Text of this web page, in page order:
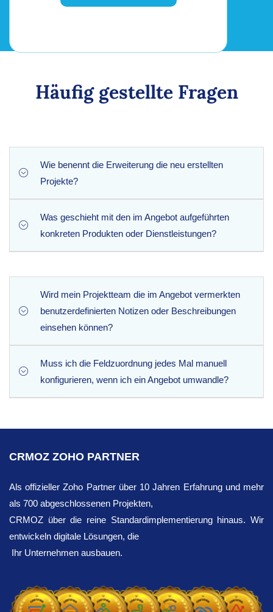
Häufig gestellte Fragen
Wie benennt die Erweiterung die neu erstellten
Projekte?
Um eine übersichtliche Struktur zu gewährleisten,
extrahiert die Erweiterung automatisch die Daten aus dem
Feld „Betreff“ Ihres CRM und übernimmt sie als offiziellen
Was geschieht mit den im Angebot aufgeführten
konkreten Produkten oder Dienstleistungen?
eigenständige Aufgabe innerhalb des neu erstellten
Wird mein Projektteam die im Angebot vermerkten
benutzerdefinierten Notizen oder Beschreibungen
einsehen können?
Ja, auf jeden Fall. Die Erweiterung überträgt den jeweiligen
Beschreibungstext jeder Einzelposition nahtlos in das
Beschreibungsfeld der entsprechenden Aufgabe, sodass
verloren gehen.
Muss ich die Feldzuordnung jedes Mal manuell
konfigurieren, wenn ich ein Angebot umwandle?
ordnet sie die Standardfelder der Projektstruktur
einzigen Klick in Projekte umwandeln kann.
CRMOZ ZOHO PARTNER
Als offizieller Zoho Partner über 10 Jahren Erfahrung und mehr
als 700 abgeschlossenen Projekten,
CRMOZ über die reine Standardimplementierung hinaus. Wir
entwickeln digitale Lösungen, die
Ihr Unternehmen ausbauen.